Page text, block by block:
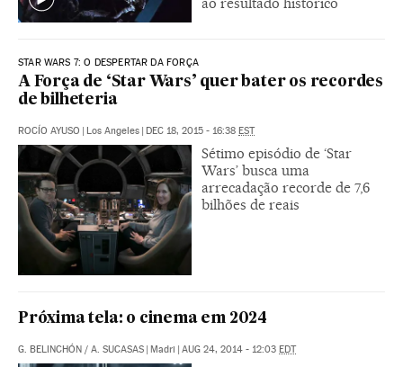
STAR WARS 7: O DESPERTAR DA FORÇA
A Força de ‘Star Wars’ quer bater os recordes
de bilheteria
ROCÍO AYUSO | Los Angeles | DEC 18, 2015 - 16:38 EST
Sétimo episódio de ‘Star
Wars’ busca uma
arrecadação recorde de 7,6
bilhões de reais
Próxima tela: o cinema em 2024
G. BELINCHÓN / A. SUCASAS | Madri | AUG 24, 2014 - 12:03 EDT